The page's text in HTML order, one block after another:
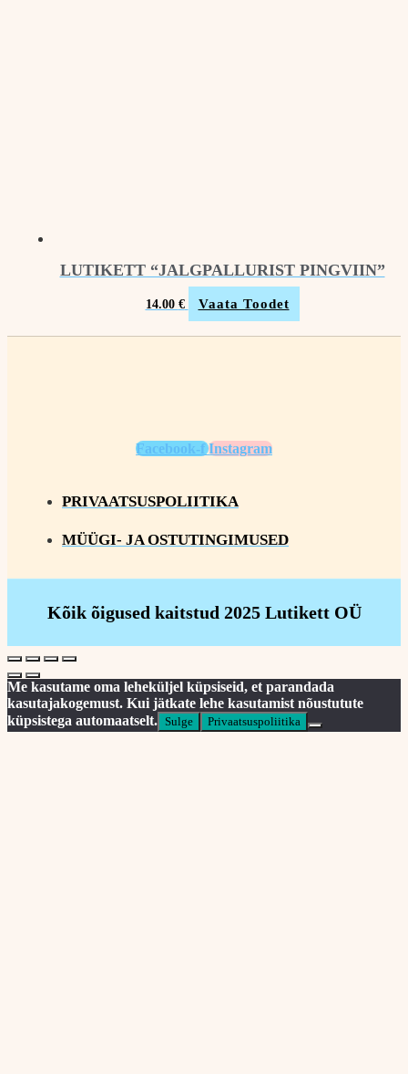
LUTIKETT “JALGPALLURIST PINGVIIN”
14.00 € Vaata Toodet
Facebook-f Instagram
PRIVAATSUSPOLIITIKA
MÜÜGI- JA OSTUTINGIMUSED
Kõik õigused kaitstud 2025 Lutikett OÜ
Me kasutame oma leheküljel küpsiseid, et parandada
kasutajakogemust. Kui jätkate lehe kasutamist nõustutute
küpsistega automaatselt. Sulge Privaatsuspoliitika